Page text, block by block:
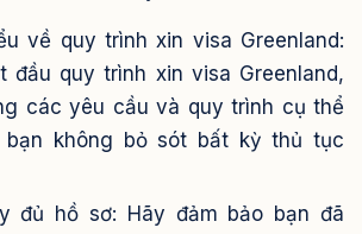
về quy trình xin visa Greenland:
đầu quy trình xin visa Greenland,
các yêu cầu và quy trình cụ thể
bạn không bỏ sót bất kỳ thủ tục
đủ hồ sơ: Hãy đảm bảo bạn đã